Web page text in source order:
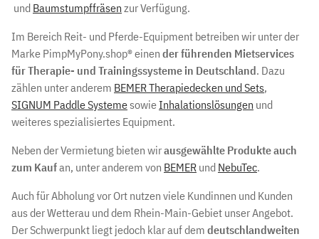
und Baumstumpffräsen zur Verfügung.
Im Bereich Reit- und Pferde-Equipment betreiben wir unter der
Marke PimpMyPony.shop® einen der führenden Mietservices
für Therapie- und Trainingssysteme in Deutschland. Dazu
zählen unter anderem BEMER Therapiedecken und Sets,
SIGNUM Paddle SystemesowieInhalationslösungen und
weiteres spezialisiertes Equipment.
Neben der Vermietung bieten wirausgewählte Produkte auch
zum Kaufan, unter anderem von BEMER und NebuTec.
Auch für Abholung vor Ort nutzen viele Kundinnen und Kunden
aus der Wetterau und dem Rhein-Main-Gebiet unser Angebot.
Der Schwerpunkt liegt jedoch klar auf dem deutschlandweiten